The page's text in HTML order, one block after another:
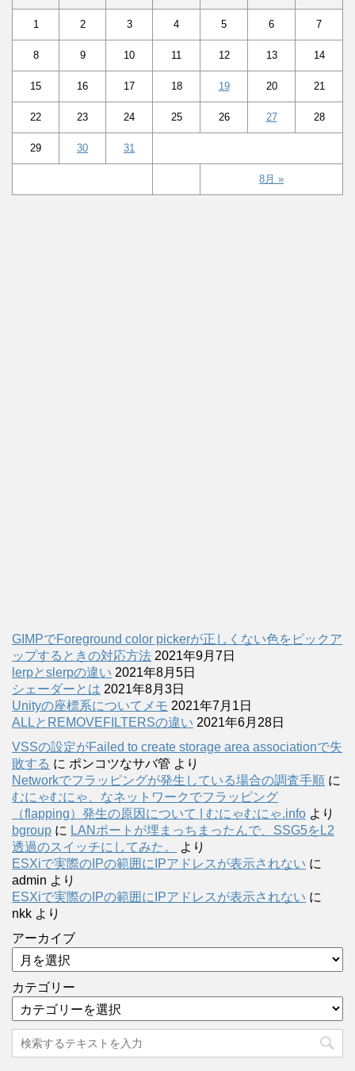
8月 »
1 2 3 4 5 6 7
8 9 10 11 12 13 14
15 16 17 18 19 20 21
22 23 24 25 26 27 28
29 30 31
GIMPでForeground color pickerが正しくない色をピックア
ップするときの対応方法 2021年9月7日
lerpとslerpの違い 2021年8月5日
シェーダーとは 2021年8月3日
Unityの座標系についてメモ 2021年7月1日
ALLとREMOVEFILTERSの違い 2021年6月28日
VSSの設定がFailed to create storage area associationで失
敗する に ポンコツなサバ管 より
Networkでフラッピングが発生している場合の調査手順 に
むにゃむにゃ、なネットワークでフラッピング
（flapping）発生の原因について | むにゃむにゃ.info より
bgroup に LANポートが埋まっちまったんで、SSG5をL2
透過のスイッチにしてみた。
より
ESXiで実際のIPの範囲にIPアドレスが表示されない に
admin より
ESXiで実際のIPの範囲にIPアドレスが表示されない に
nkk より
アーカイブ
カテゴリー